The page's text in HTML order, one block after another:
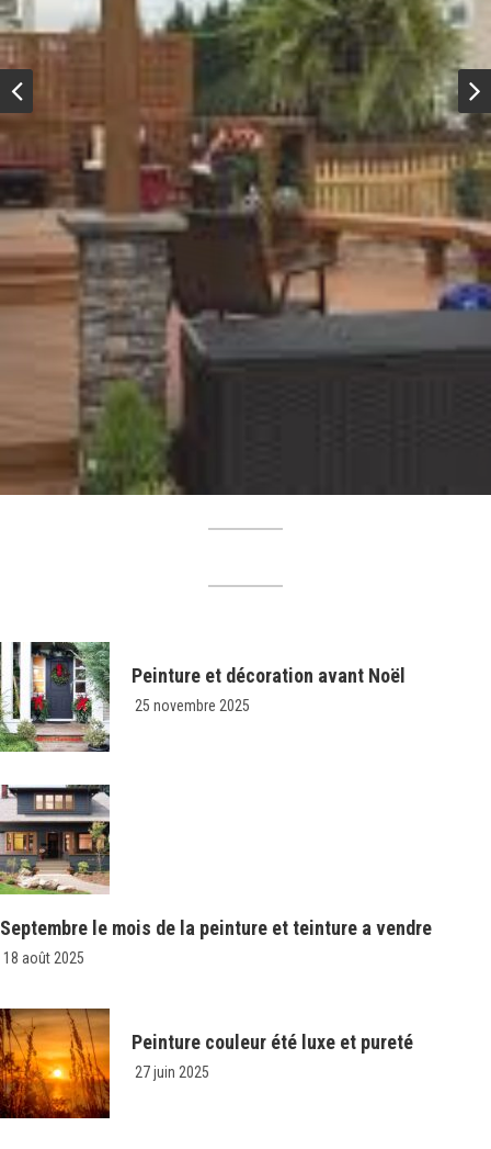
Peinture et décoration avant Noël
25 novembre 2025
Septembre le mois de la peinture et teinture a vendre
18 août 2025
Peinture couleur été luxe et pureté
27 juin 2025